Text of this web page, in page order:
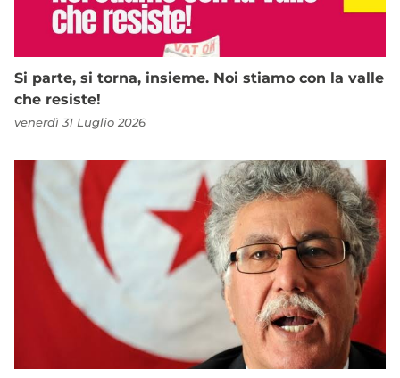
Si parte, si torna, insieme. Noi stiamo con la valle
che resiste!
venerdì 31 Luglio 2026